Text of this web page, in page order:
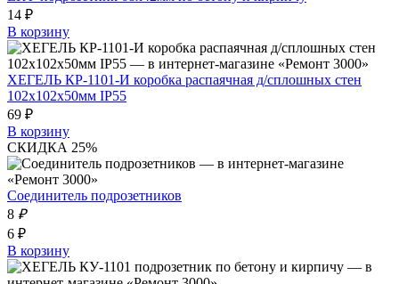
14 ₽
В корзину
ХЕГЕЛЬ КР-1101-И коробка распаячная д/сплошных стен
102х102х50мм IP55
69 ₽
В корзину
СКИДКА 25%
Соединитель подрозетников
8 ₽
6 ₽
В корзину